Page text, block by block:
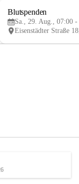
e
Blutspenden
Sa., 29. Aug., 07:00 -